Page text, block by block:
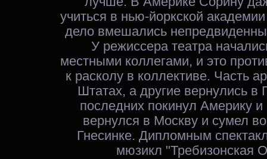
учиться в нью-йоркской
дело вмешались
У режиссера театра
местными коллегами, и это
к расколу в коллективе. Часть
Штатах, а другие вернулись
последних покинул Америку
вернулся в Москву и сумел
Гнесинке. Дипломным
мюзикл "Требизонская